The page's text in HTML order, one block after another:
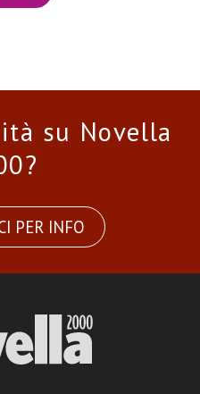
su Novella
PER INFO